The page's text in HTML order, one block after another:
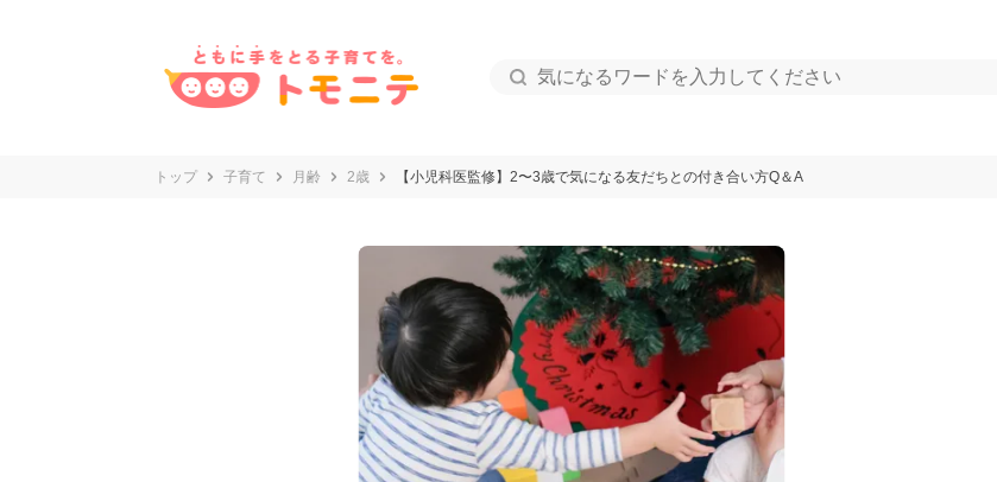
トップ 子育て 月齢 2歳 【小児科医監修】2〜3歳で気になる友だちとの付き合い方Q＆A